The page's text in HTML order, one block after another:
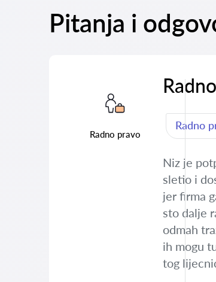
Pitanja i
Radno pravo
Radno
Niz je
sletio i
jer firma
sto dalje
odmah
ih mogu
tog